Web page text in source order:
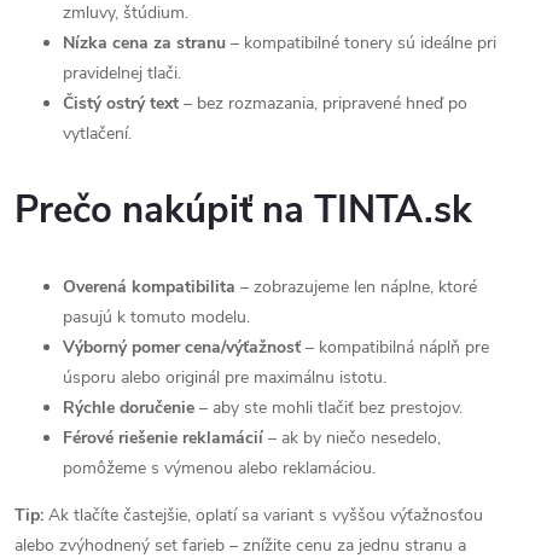
zmluvy, štúdium.
Nízka cena za stranu – kompatibilné tonery sú ideálne pri
pravidelnej tlači.
Čistý ostrý text – bez rozmazania, pripravené hneď po
vytlačení.
Prečo nakúpiť na TINTA.sk
Overená kompatibilita – zobrazujeme len náplne, ktoré
pasujú k tomuto modelu.
Výborný pomer cena/výťažnosť – kompatibilná náplň pre
úsporu alebo originál pre maximálnu istotu.
Rýchle doručenie – aby ste mohli tlačiť bez prestojov.
Férové riešenie reklamácií – ak by niečo nesedelo,
pomôžeme s výmenou alebo reklamáciou.
Tip: Ak tlačíte častejšie, oplatí sa variant s vyššou výťažnosťou
alebo zvýhodnený set farieb – znížite cenu za jednu stranu a